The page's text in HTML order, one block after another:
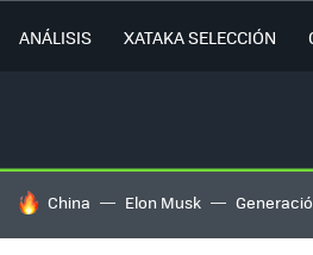
ANÁLISIS XATAKA SELECCIÓN
HOY SE HABLA DE
China Elon Musk